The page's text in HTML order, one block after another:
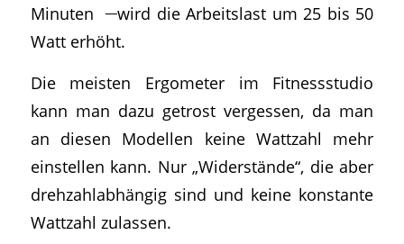
Minuten wird die Arbeitslast um 25 bis 50
Watt erhöht.
Die meisten Ergometer im Fitnessstudio
kann man dazu getrost vergessen, da man
an diesen Modellen keine Wattzahl mehr
einstellen kann. Nur „Widerstände“, die aber
drehzahlabhängig sind und keine konstante
Wattzahl zulassen.